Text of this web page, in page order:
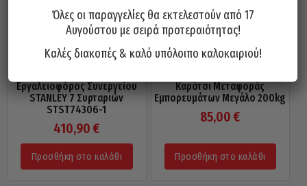
Εργαλειοφόρος Συνεργείου
STANLEY 7 Συρταριών
STST74306-1
410,90€
Προσθήκη στο καλάθι
Καρότσι Μεταφοράς
Εμπορευμάτων Μεγάλο 200kg
85,00€
Προσθήκη στο καλάθι
Όλες οι παραγγελίες θα εκτελεστούν από 17
Αυγούστου με σειρά προτεραιότητας!
Καλές διακοπές & καλό υπόλοιπο καλοκαιριού!